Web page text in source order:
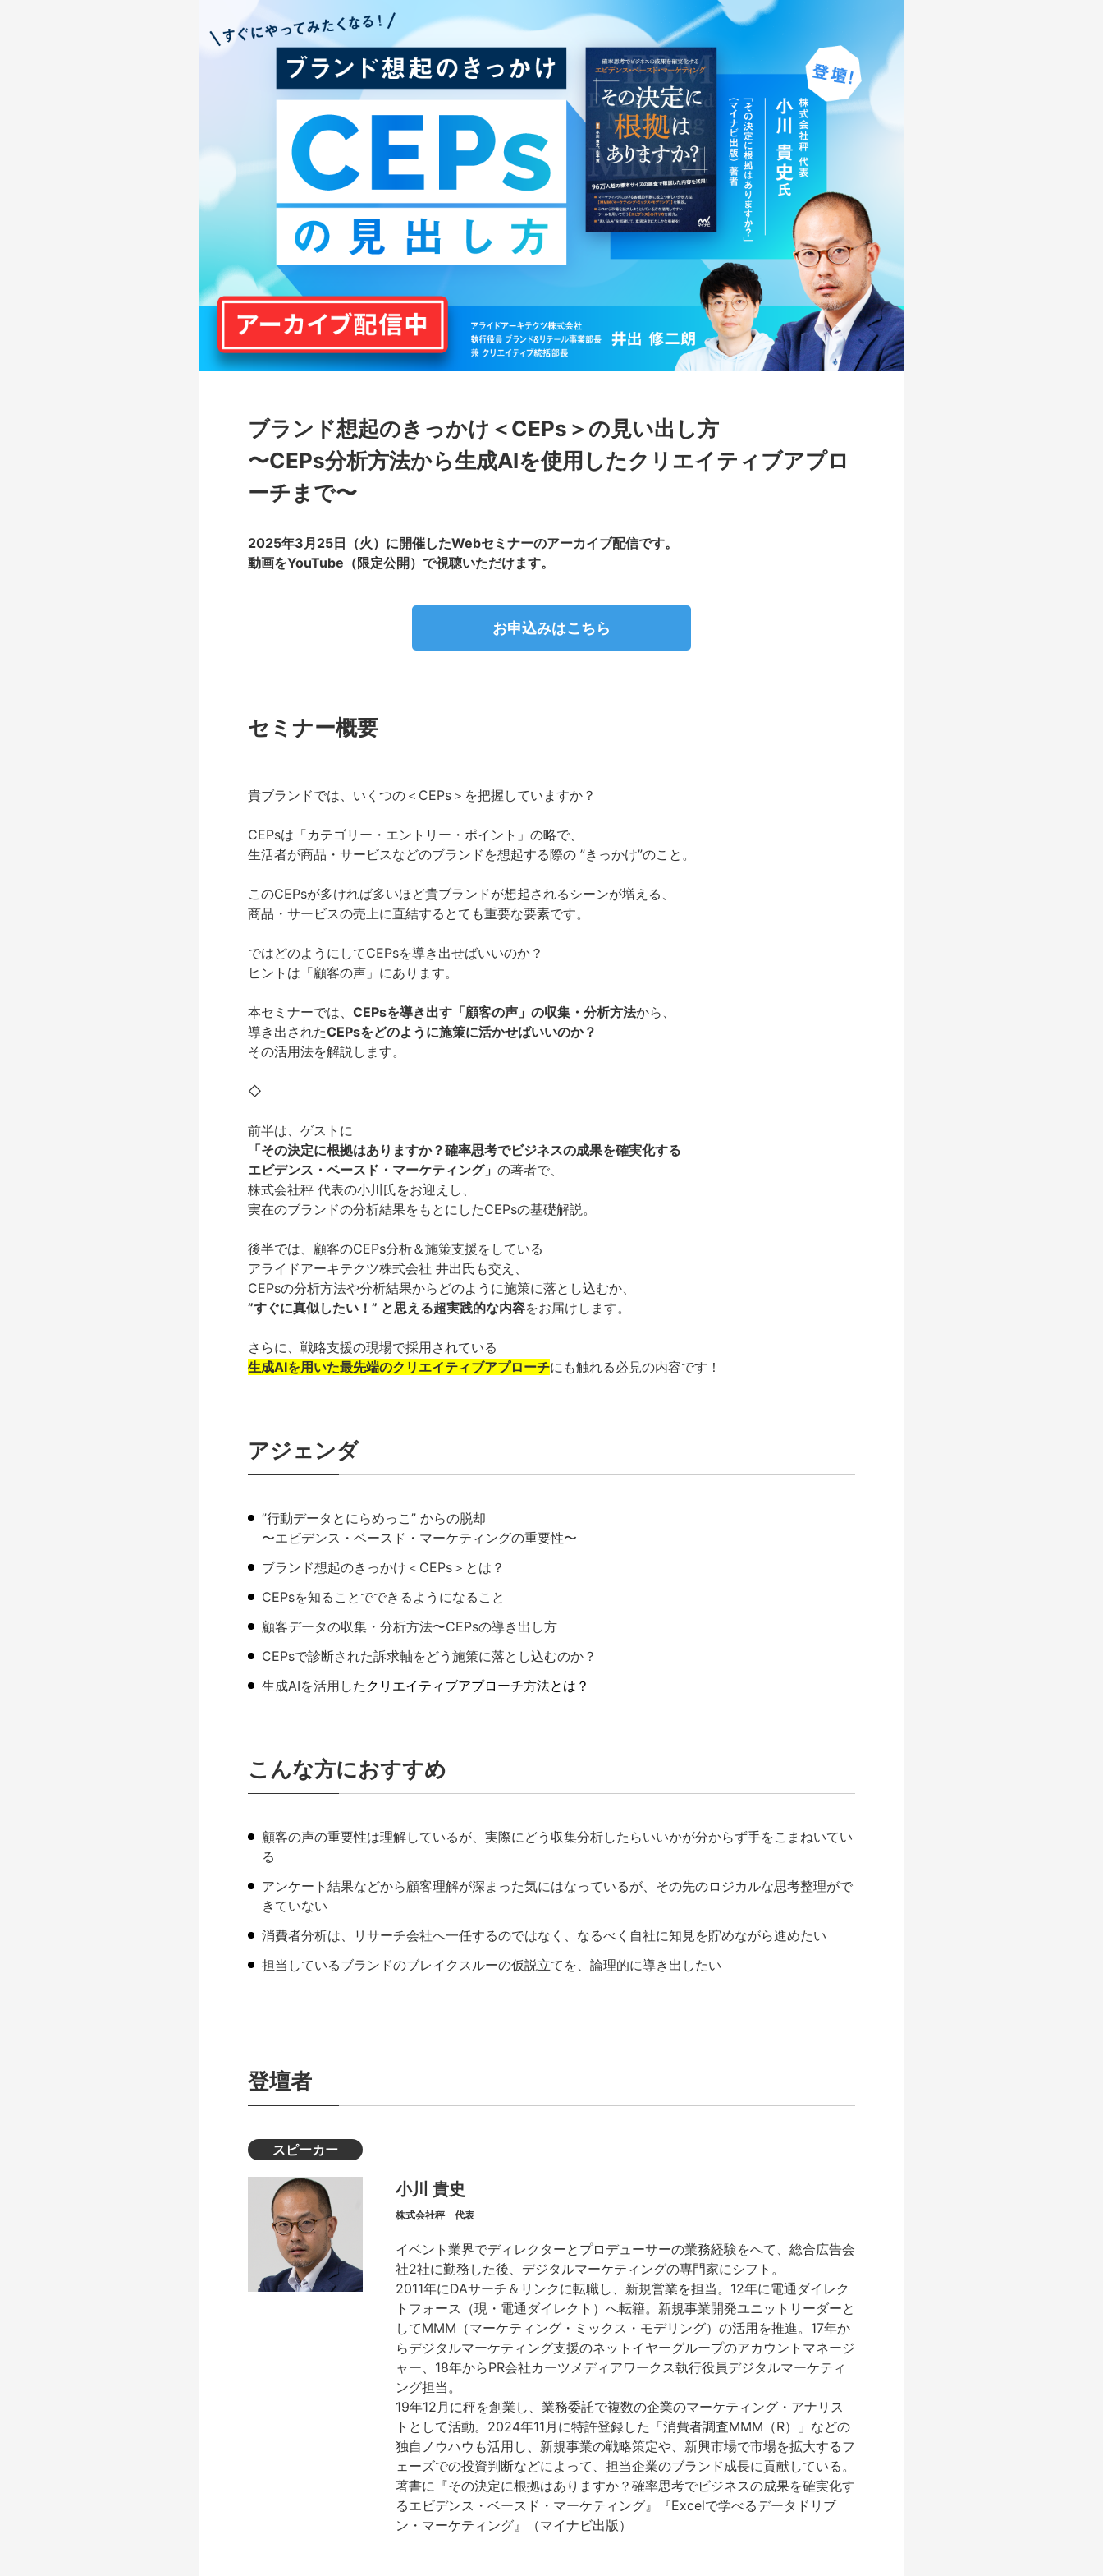
ブランド想起のきっかけ＜CEPs＞の見い出し方
〜CEPs分析方法から生成AIを使用したクリエイティブアプロ
ーチまで〜
2025年3月25日（火）に開催したWebセミナーのアーカイブ配信です。
動画をYouTube（限定公開）で視聴いただけます。
お申込みはこちら
セミナー概要
貴ブランドでは、いくつの＜CEPs＞を把握していますか？
CEPsは「カテゴリー・エントリー・ポイント」の略で、
生活者が商品・サービスなどのブランドを想起する際の ”きっかけ”のこと。
このCEPsが多ければ多いほど貴ブランドが想起されるシーンが増える、
商品・サービスの売上に直結するとても重要な要素です。
ではどのようにしてCEPsを導き出せばいいのか？
ヒントは「顧客の声」にあります。
本セミナーでは、 CEPsを導き出す「顧客の声」の収集・分析方法から、
導き出されたCEPsをどのように施策に活かせばいいのか？
その活用法を解説します。
◇
前半は、ゲストに
「その決定に根拠はありますか？確率思考でビジネスの成果を確実化する
エビデンス・ベースド・マーケティング」 の著者で、
株式会社秤 代表の小川氏をお迎えし、
実在のブランドの分析結果をもとにしたCEPsの基礎解説。
後半では、顧客のCEPs分析＆施策支援をしている
アライドアーキテクツ株式会社 井出氏も交え、
CEPsの分析方法や分析結果からどのように施策に落とし込むか、
”すぐに真似したい！” と思える超実践的な内容をお届けします。
さらに、戦略支援の現場で採用されている
生成AIを用いた最先端のクリエイティブアプローチにも触れる必見の内容です！
アジェンダ
”行動データとにらめっこ” からの脱却
〜エビデンス・ベースド・マーケティングの重要性〜
ブランド想起のきっかけ＜CEPs＞とは？
CEPsを知ることでできるようになること
顧客データの収集・分析方法〜CEPsの導き出し方
CEPsで診断された訴求軸をどう施策に落とし込むのか？
生成AIを活用した クリエイティブアプローチ方法とは？
こんな方におすすめ
顧客の声の重要性は理解しているが、実際にどう収集分析したらいいかが分からず手をこまねいてい
る
アンケート結果などから顧客理解が深まった気にはなっているが、その先のロジカルな思考整理がで
きていない
消費者分析は、リサーチ会社へ一任するのではなく、なるべく自社に知見を貯めながら進めたい
担当しているブランドのブレイクスルーの仮説立てを、論理的に導き出したい
登壇者
スピーカー
小川 貴史
株式会社秤 代表
イベント業界でディレクターとプロデューサーの業務経験をへて、総合広告会
社2社に勤務した後、デジタルマーケティングの専門家にシフト。
2011年にDAサーチ＆リンクに転職し、新規営業を担当。12年に電通ダイレク
トフォース（現・電通ダイレクト）へ転籍。新規事業開発ユニットリーダーと
してMMM（マーケティング・ミックス・モデリング）の活用を推進。17年か
らデジタルマーケティング支援のネットイヤーグループのアカウントマネージ
ャー、18年からPR会社カーツメディアワークス執行役員デジタルマーケティ
ング担当。
19年12月に秤を創業し、業務委託で複数の企業のマーケティング・アナリス
トとして活動。2024年11月に特許登録した「消費者調査MMM（R）」などの
独自ノウハウも活用し、新規事業の戦略策定や、新興市場で市場を拡大するフ
ェーズでの投資判断などによって、担当企業のブランド成長に貢献している。
著書に『その決定に根拠はありますか？確率思考でビジネスの成果を確実化す
るエビデンス・ベースド・マーケティング』『Excelで学べるデータドリブ
ン・マーケティング』（マイナビ出版）